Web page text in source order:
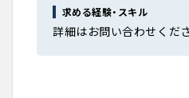
求める経験・スキル
詳細はお問い合わせくだ